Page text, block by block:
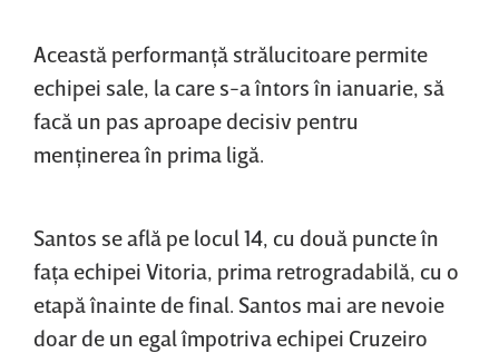
Această performanţă strălucitoare permite
echipei sale, la care s-a întors în ianuarie, să
facă un pas aproape decisiv pentru
menţinerea în prima ligă.
Santos se află pe locul 14, cu două puncte în
faţa echipei Vitoria, prima retrogradabilă, cu o
etapă înainte de final. Santos mai are nevoie
doar de un egal împotriva echipei Cruzeiro